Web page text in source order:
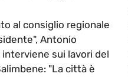
al consiglio regionale
Antonio
sui lavori del
"La città è